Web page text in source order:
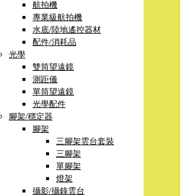
航拍機
專業級航拍機
水底/陸地遙控器材
配件/消耗品
光學
雙筒望遠鏡
測距儀
單筒望遠鏡
光學配件
腳架/穩定器
腳架
三腳架雲台套裝
三腳架
單腳架
燈架
攝影/攝錄雲台